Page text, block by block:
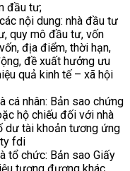
đầu tư;
nội dung: nhà đầu tư
quy mô đầu tư, vốn
địa điểm, thời hạn,
đề xuất hưởng ưu
quả kinh tế – xã hội
cá nhân: Bản sao chứng
hộ chiếu đối với nhà
dư tài khoản tương ứng
fdi
tổ chức: Bản sao Giấy